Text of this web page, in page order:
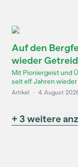
Auf den
wieder
Mit Pioniergeist und
seit elf Jahren wieder
Artikel · 4. August
+ 3 weitere